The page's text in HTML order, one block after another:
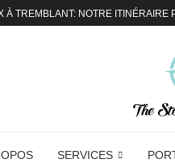
À TREMBLANT: NOTRE
SERVICES